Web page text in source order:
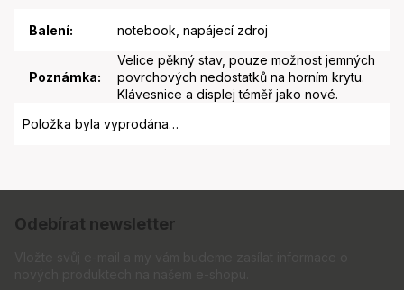
Balení: notebook, napájecí zdroj
Poznámka:
Velice pěkný stav, pouze možnost jemných
povrchových nedostatků na horním krytu.
Klávesnice a displej téměř jako nové.
Položka byla vyprodána…
Odebírat newsletter